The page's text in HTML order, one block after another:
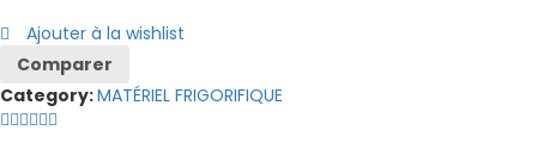
Ajouter à la wishlist
Comparer
Category:MATÉRIEL FRIGORIFIQUE